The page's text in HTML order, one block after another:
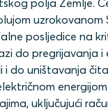
polja Zemlje.
uzrokovanom
posljedice na
do pregrijavanja i
do uništavanja
energijom
uključujući